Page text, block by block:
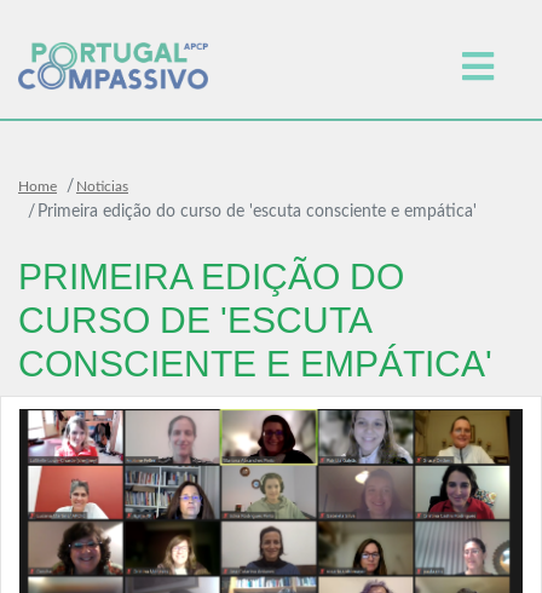
Home Noticias
Primeira edição do curso de 'escuta consciente e empática'
PRIMEIRA EDIÇÃO DO
CURSO DE 'ESCUTA
CONSCIENTE E EMPÁTICA'